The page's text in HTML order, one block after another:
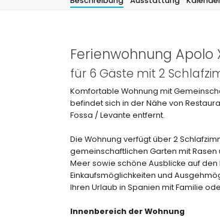
Ferienwohnung Apolo
für 6 Gäste mit 2
Komfortable Wohnung mit
befindet sich in der Nähe von
Fossa / Levante entfernt.
Die Wohnung verfügt über 2
gemeinschaftlichen Garten mit
Meer sowie schöne Ausblicke auf den
Einkaufsmöglichkeiten und
Ihren Urlaub in Spanien mit Familie
Innenbereich der Wohnung